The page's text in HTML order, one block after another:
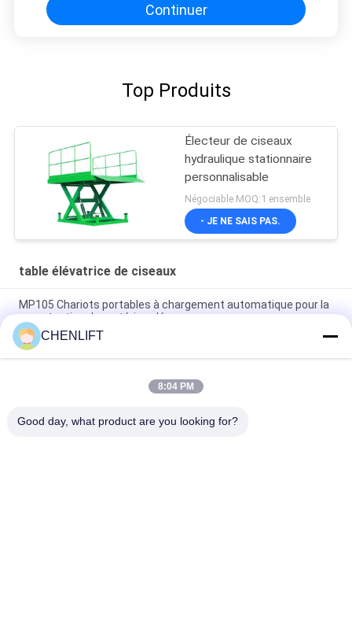
Continuer
Top Produits
Électeur de ciseaux
hydraulique stationnaire
personnalisable
Négociable MOQ:1 ensemble
- JE NE SAIS PAS.
table élévatrice de ciseaux
MP105 Chariots portables à chargement automatique pour la
manutention de matériaux légers
Chargeur à levier de table de levage de chargement à palette
de 1110 mm pour 2000 kg
Solution de levage solide et durable à ciseaux simples
CHENLIFT
8:04 PM
Good day, what product are you looking for?